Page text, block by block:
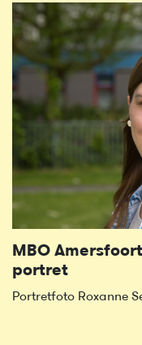
MBO
portret
Portretfoto Roxanne